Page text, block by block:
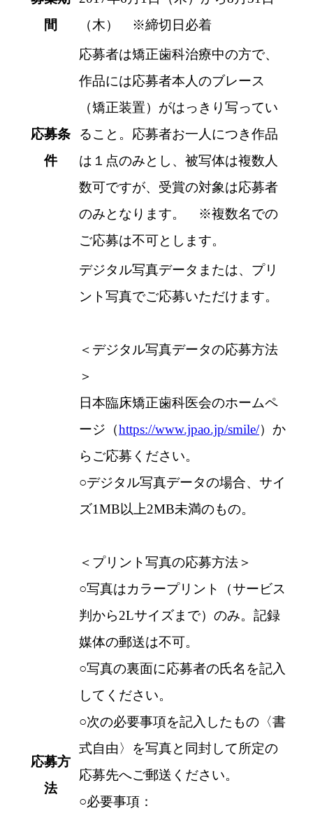
間
（木） ※締切日必着
応募条
件
応募者は矯正歯科治療中の方で、
作品には応募者本人のブレース
（矯正装置）がはっきり写ってい
ること。応募者お一人につき作品
は１点のみとし、被写体は複数人
数可ですが、受賞の対象は応募者
のみとなります。 ※複数名での
ご応募は不可とします。
応募方
法
デジタル写真データまたは、プリ
ント写真でご応募いただけます。
＜デジタル写真データの応募方法
＞
日本臨床矯正歯科医会のホームペ
ージ（https://www.jpao.jp/smile/）か
らご応募ください。
○デジタル写真データの場合、サイ
ズ1MB以上2MB未満のもの。
＜プリント写真の応募方法＞
○写真はカラープリント（サービス
判から2Lサイズまで）のみ。記録
媒体の郵送は不可。
○写真の裏面に応募者の氏名を記入
してください。
○次の必要事項を記入したもの〈書
式自由〉を写真と同封して所定の
応募先へご郵送ください。
○必要事項：